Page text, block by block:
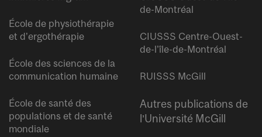
École de physiothérapie
et d’ergothérapie
École des sciences de la
communication humaine
École de santé des
populations et de santé
mondiale
de-Montréal
CIUSSS Centre-Ouest-
de-l’île-de-Montréal
RUISSS McGill
Autres publications de
l’Université McGill